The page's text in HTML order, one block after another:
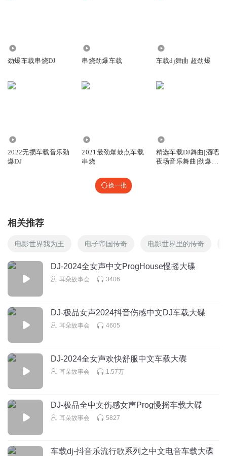
劲爆车载串烧DJ 串烧劲爆车载 车载dj舞曲 超劲爆
2022无损车载音乐劲
爆DJ
2021最劲爆鼓点车载
串烧
精选车载DJ舞曲|酒吧
夜场音乐舞曲|劲爆音
换一批
相关推荐
电影世界我为王 电子帝国传奇 电影世界里的传奇
DJ-2024全女声中文ProgHouse慢摇大碟
耳朵故事会 3406
DJ-极品女声2024抖音伤感中文DJ车载大碟
耳朵故事会 4605
DJ-2024全女声欢快舒服中文车载大碟
耳朵故事会 1.57万
DJ-极品全中文伤感女声Prog慢摇车载大碟
耳朵故事会 5827
车载dj-抖音乐流行歌系列之中文电音车载大碟